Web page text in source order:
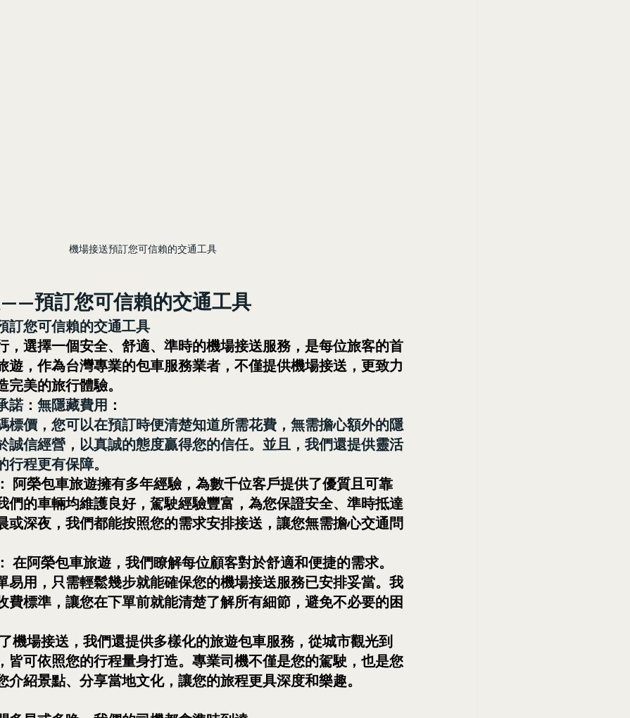
機場接送預訂您可信賴的交通工具
預訂您可信賴的交通工具
您可信賴的交通工具
，選擇一個安全、舒適、準時的機場接送服務，是每位旅客的首
遊，作為台灣專業的包車服務業者，不僅提供機場接送，更致力
美的旅行體驗。
諾： 無隱藏費用 ：
標價，您可以在預訂時便清楚知道所需花費，無需擔心額外的隱
誠信經營，以真誠的態度贏得您的信任。並且，我們還提供靈活
程更有保障。
阿榮包車旅遊擁有多年經驗，為數千位客戶提供了優質且可靠
們的車輛均維護良好，駕駛經驗豐富，為您保證安全、準時抵達
或深夜，我們都能按照您的需求安排接送，讓您無需擔心交通問
在阿榮包車旅遊，我們瞭解每位顧客對於舒適和便捷的需求。
易用，只需輕鬆幾步就能確保您的機場接送服務已安排妥當。我
費標準，讓您在下單前就能清楚了解所有細節，避免不必要的困
機場接送，我們還提供多樣化的旅遊包車服務，從城市觀光到
皆可依照您的行程量身打造。專業司機不僅是您的駕駛，也是您
介紹景點、分享當地文化，讓您的旅程更具深度和樂趣。